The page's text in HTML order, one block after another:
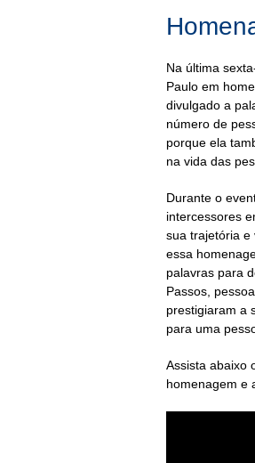
Na última
Paulo em
divulgado a
número de
porque ela
na vida das
Durante o
intercessores
sua trajetória e
essa
palavras para
Passos,
prestigiaram a
para uma
Assista abaixo
homenagem e